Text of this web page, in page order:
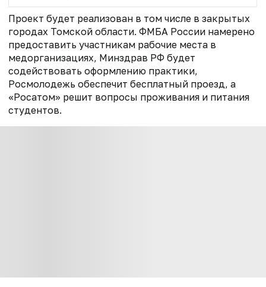
Проект будет реализован в том числе в закрытых
городах Томской области. ФМБА России намерено
предоставить участникам рабочие места в
медорганизациях, Минздрав РФ будет
содействовать оформлению практики,
Росмолодежь обеспечит бесплатный проезд, а
«Росатом» решит вопросы проживания и питания
студентов.